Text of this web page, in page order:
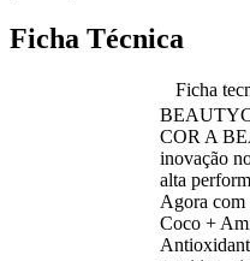
Ficha Técnica
Ficha
COR A
inovação
alta
Agora
Coco +